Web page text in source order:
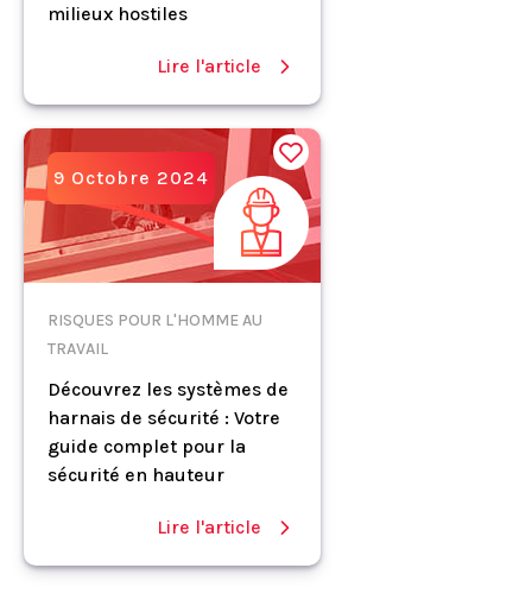
milieux hostiles
Lire l'article
9 Octobre 2024
RISQUES POUR L'HOMME AU
TRAVAIL
Découvrez les systèmes de
harnais de sécurité : Votre
guide complet pour la
sécurité en hauteur
Lire l'article